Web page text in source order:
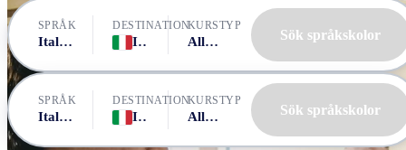
SPRÅK
Italienska
DESTINATION
Italien, Lucca
KURSTYP
Alla kurser Sök språkskolor
SPRÅK
Italienska
DESTINATION
Italien, Lucca
KURSTYP
Alla kurser Sök språkskolor